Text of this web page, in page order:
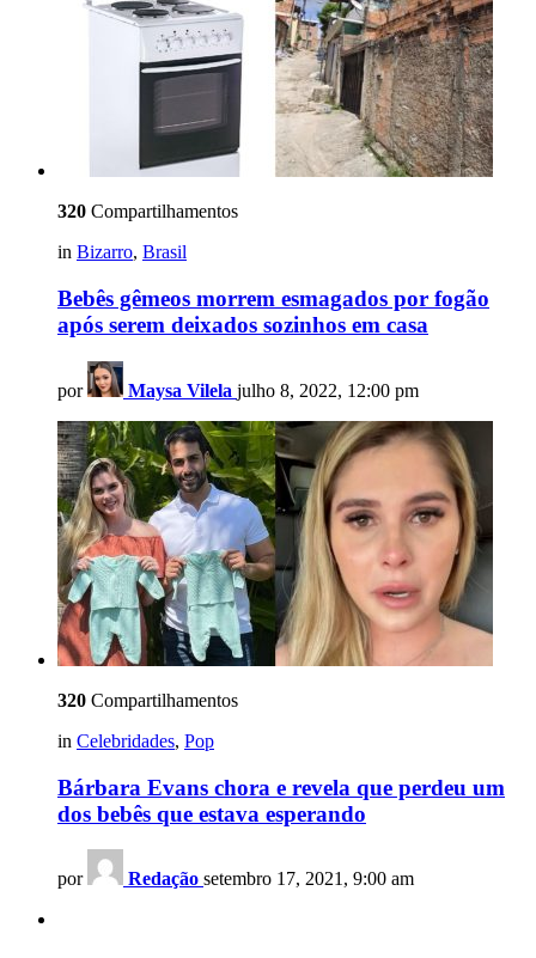
320 Compartilhamentos
in Bizarro, Brasil
Bebês gêmeos morrem esmagados por fogão
após serem deixados sozinhos em casa
por Maysa Vilela julho 8, 2022, 12:00 pm
320 Compartilhamentos
in Celebridades, Pop
Bárbara Evans chora e revela que perdeu um
dos bebês que estava esperando
por Redação setembro 17, 2021, 9:00 am